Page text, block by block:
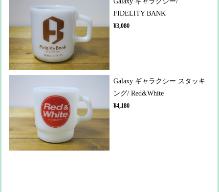
FIDELITY BANK
¥3,080
Galaxy ギャラクシー スタッキ
ング/ Red&White
¥4,180